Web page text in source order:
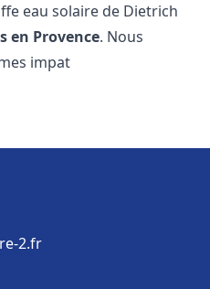
eau solaire de Dietrich
en Provence. Nous
impat
2.fr